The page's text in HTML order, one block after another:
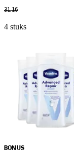
31.16
4 stuks
BONUS